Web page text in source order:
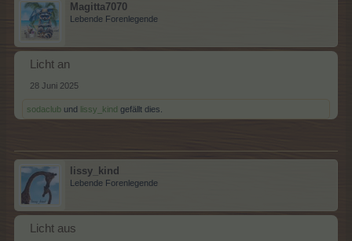
Magitta7070
Lebende Forenlegende
Licht an
28 Juni 2025
sodaclub und lissy_kind gefällt dies.
lissy_kind
Lebende Forenlegende
Licht aus